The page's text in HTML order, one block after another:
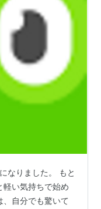
なりました。 もと
軽い気持ちで始め
自分でも驚いて